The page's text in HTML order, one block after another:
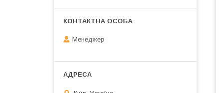
Менеджер